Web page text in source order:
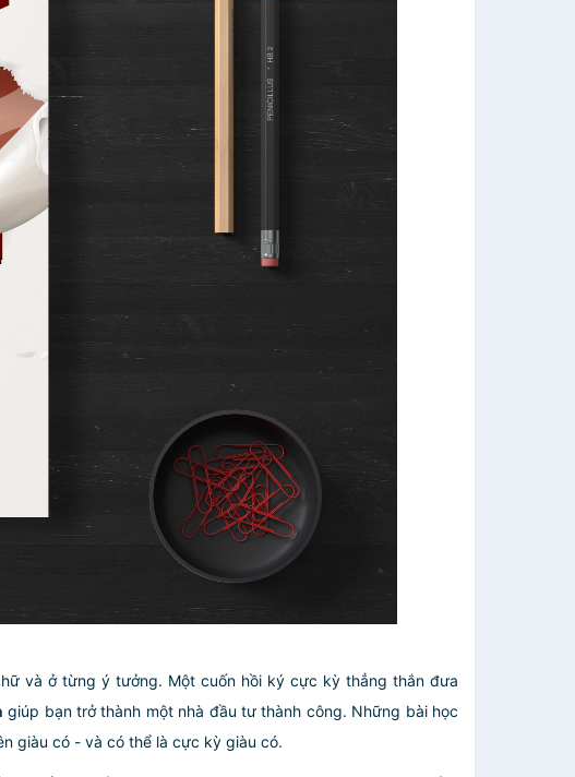
và ở từng ý tưởng. Một cuốn hồi ký cực kỳ thẳng thắn đưa
giúp bạn trở thành một nhà đầu tư thành công. Những bài học
giàu có - và có thể là cực kỳ giàu có.